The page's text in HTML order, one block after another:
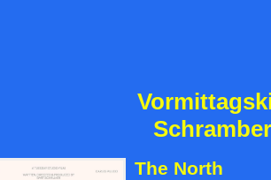
The North